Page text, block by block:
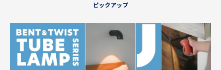
ピックアップ